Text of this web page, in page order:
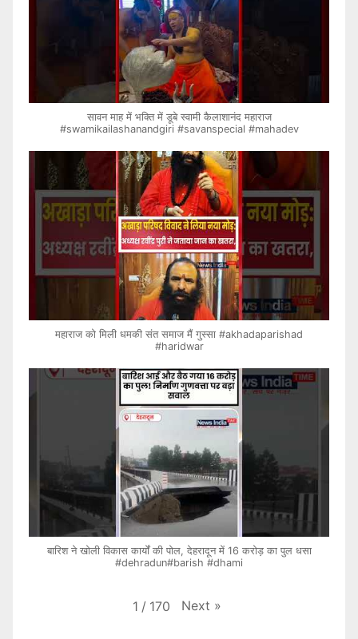
सावन माह में भक्ति में डूबे स्वामी कैलाशानंद महाराज
#swamikailashanandgiri #savanspecial #mahadev
महाराज को मिली धमकी संत समाज मैं गुस्सा #akhadaparishad
#haridwar
बारिश ने खोली विकास कार्यों की पोल, देहरादून में 16 करोड़ का पुल धसा
#dehradun#barish #dhami
1 / 170 Next »